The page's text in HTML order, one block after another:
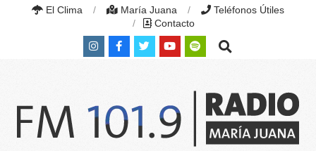
El Clima María Juana
Teléfonos Útiles
Contacto
Search